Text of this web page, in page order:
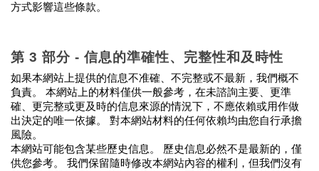
方式影響這些條款。
第 3 部分 - 信息的準確性、完整性和及時性
如果本網站上提供的信息不准確、不完整或不最新，我們概不
負責。 本網站上的材料僅供一般參考，在未諮詢主要、更準
確、更完整或更及時的信息來源的情況下，不應依賴或用作做
出決定的唯一依據。 對本網站材料的任何依賴均由您自行承擔
風險。
本網站可能包含某些歷史信息。 歷史信息必然不是最新的，僅
供您參考。 我們保留隨時修改本網站內容的權利，但我們沒有